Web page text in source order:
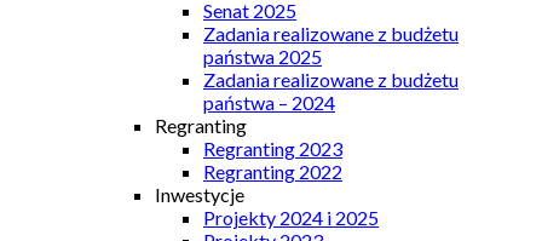
Senat 2025
Zadania realizowane z budżetu
państwa 2025
Zadania realizowane z budżetu
państwa – 2024
Regranting
Regranting 2023
Regranting 2022
Inwestycje
Projekty 2024 i 2025